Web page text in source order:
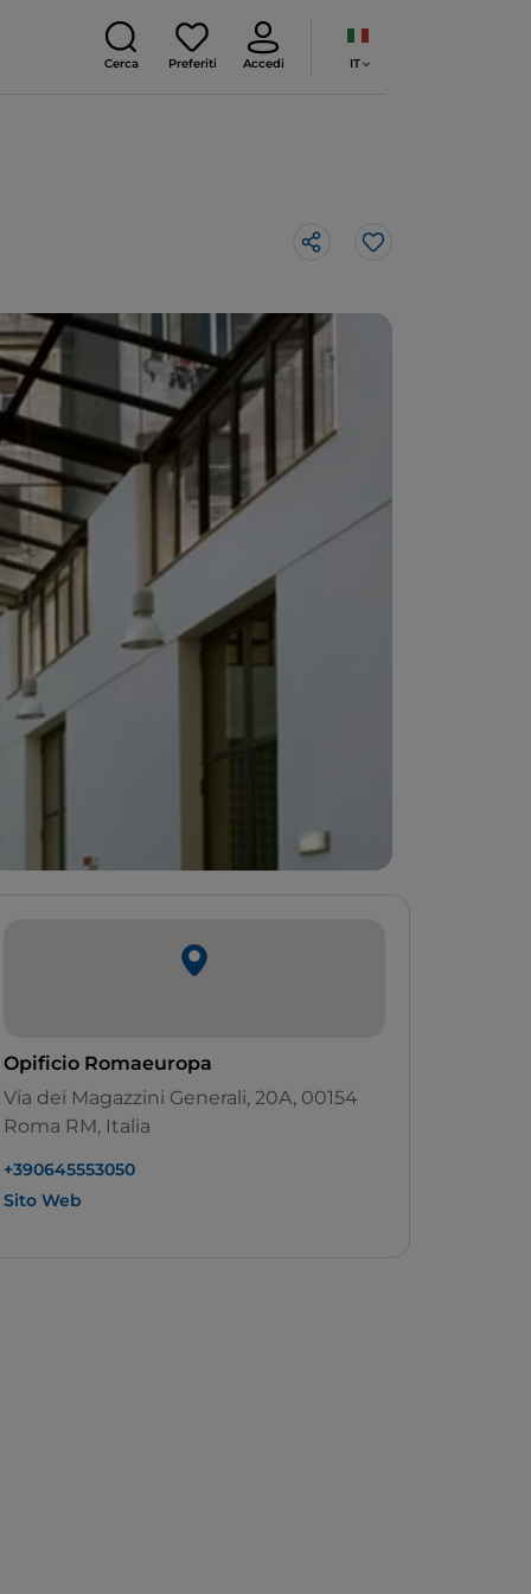
Cerca Preferiti Accedi IT
Like
Opificio Romaeuropa
Via dei Magazzini Generali, 20A, 00154
Roma RM, Italia
+390645553050
Sito Web